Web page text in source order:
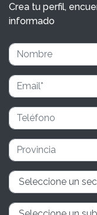
Crea tu perfil,
informado